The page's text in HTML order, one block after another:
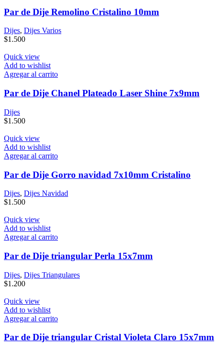
Par de Dije Remolino Cristalino 10mm
Dijes, Dijes Varios
$1.500
Quick view
Add to wishlist
Agregar al carrito
Par de Dije Chanel Plateado Laser Shine 7x9mm
Dijes
$1.500
Quick view
Add to wishlist
Agregar al carrito
Par de Dije Gorro navidad 7x10mm Cristalino
Dijes, Dijes Navidad
$1.500
Quick view
Add to wishlist
Agregar al carrito
Par de Dije triangular Perla 15x7mm
Dijes, Dijes Triangulares
$1.200
Quick view
Add to wishlist
Agregar al carrito
Par de Dije triangular Cristal Violeta Claro 15x7mm